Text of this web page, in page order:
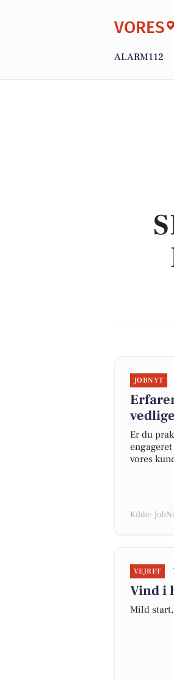
VORES
ALARM112
JOBNYT
Er du
vores
Kilde:
VEJRET
Vind i
Mild